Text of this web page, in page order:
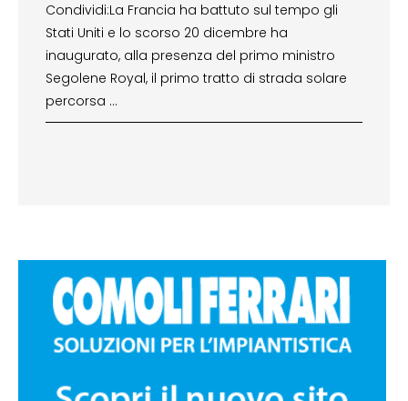
Condividi:La Francia ha battuto sul tempo gli
Stati Uniti e lo scorso 20 dicembre ha
inaugurato, alla presenza del primo ministro
Segolene Royal, il primo tratto di strada solare
percorsa …